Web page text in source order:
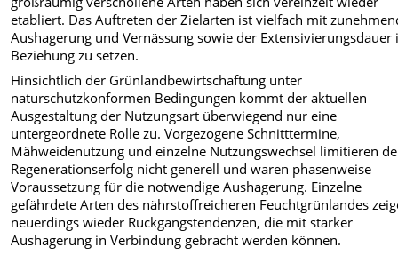
etabliert. Das Auftreten der Zielarten ist vielfach mit
Aushagerung und Vernässung sowie der Extensivierungsdauer
Beziehung zu setzen.
Hinsichtlich der Grünlandbewirtschaftung unter
naturschutzkonformen Bedingungen kommt der aktuellen
Ausgestaltung der Nutzungsart überwiegend nur eine
untergeordnete Rolle zu. Vorgezogene Schnitttermine,
Mähweidenutzung und einzelne Nutzungswechsel limitieren
Regenerationserfolg nicht generell und waren phasenweise
Voraussetzung für die notwendige Aushagerung. Einzelne
gefährdete Arten des nährstoffreicheren Feuchtgrünlandes
neuerdings wieder Rückgangstendenzen, die mit starker
Aushagerung in Verbindung gebracht werden können.